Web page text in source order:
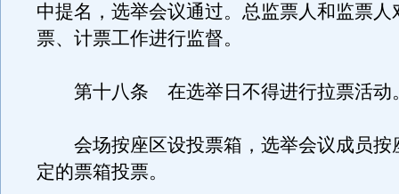
中提名，选举会议通过。总监票人和监票人
票、计票工作进行监督。
第十八条 在选举日不得进行拉票活动
会场按座区设投票箱，选举会议成员按
定的票箱投票。